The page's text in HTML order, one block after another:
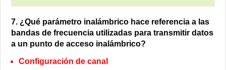
7. ¿Qué parámetro inalámbrico hace referencia a las
bandas de frecuencia utilizadas para transmitir datos
a un punto de acceso inalámbrico?
Configuración de canal